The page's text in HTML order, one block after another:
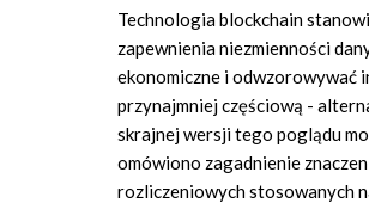
Technologia blockchain
zapewnienia niezmienności
ekonomiczne i odwzorowywać
przynajmniej częściową -
skrajnej wersji tego poglądu
omówiono zagadnienie
rozliczeniowych stosowanych